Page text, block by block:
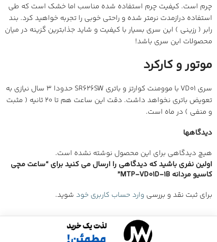
چرم است. کیفیت چرم استفاده شده مناسب اما خشک است که طی
استفاده درازمدت نرمتر شده و راحتی خوبی را تجربه خواهید کرد. بند
رابر ( رزینی ) این سری بسیار با کیفیت و شاید جذابترین گزینه در میان
محصولات این سری باشد!
موتور و کارکرد
سری VD01 با موومنت کوارتز و باتری SR626SW حدودا 3 سال نیازی به
تعویض باتری نخواهد داشت. دقت این ساعت هم تا 20 ثانیه ( مثبت
و منفی ) در ماه است.
دیدگاهها
هیچ دیدگاهی برای این محصول نوشته نشده است.
اولین نفری باشید که دیدگاهی را ارسال می کنید برای “ساعت مچی
کاسیو مردانه MTP-VD01D-1B”
برای ثبت نقد و بررسی وارد حساب کاربری خود شوید.